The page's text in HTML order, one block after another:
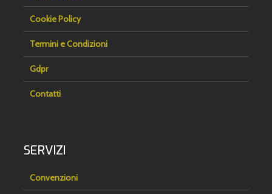
Cookie Policy
Termini e Condizioni
Gdpr
Contatti
SERVIZI
Convenzioni